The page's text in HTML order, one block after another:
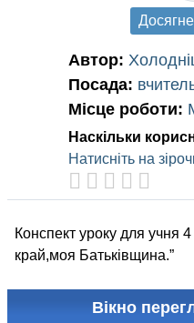
Автор:
Посада:
Місце роботи:
Наскільки
Натисніть на
Конспект уроку для учня
край,моя Батьківщина.”
Вікно